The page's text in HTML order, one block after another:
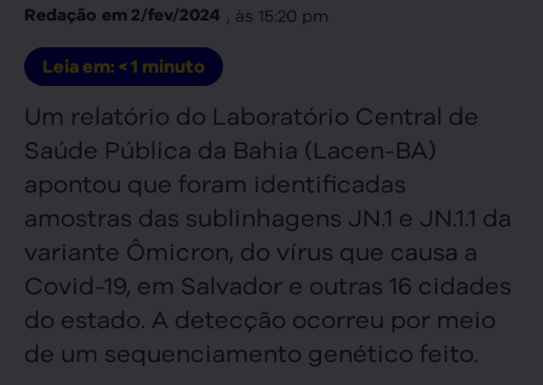
Redação em2/fev/2024 , às 15:20 pm
Leia em: < 1 minuto
Um relatório do Laboratório Central de
Saúde Pública da Bahia (Lacen-BA)
apontou que foram identificadas
amostras das sublinhagens JN.1 e JN.1.1 da
variante Ômicron, do vírus que causa a
Covid-19, em Salvador e outras 16 cidades
do estado. A detecção ocorreu por meio
de um sequenciamento genético feito.